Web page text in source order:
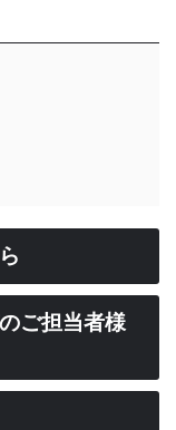
ご担当者様